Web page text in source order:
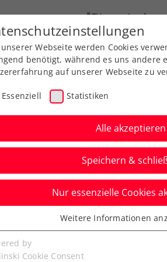
ÖTV
Ausbildungen Services
Cups by
U14
Webseite werden Cookies
benötigt, während es uns andere
auf unserer Webseite zu
Essenziell Statistiken
Alle akzeptieren
Speichern &
Nur essenzielle Cookies
Cookies werden für
benötigt. Dadurch ist
Weitere Informationen
by
Cookie Consent